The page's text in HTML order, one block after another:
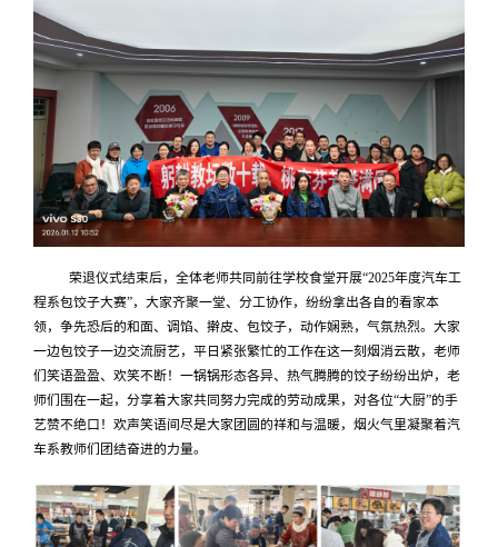
荣退仪式结束后，全体老师共同前往学校食堂开展“2025年度汽车工
程系包饺子大赛”，大家齐聚一堂、分工协作，纷纷拿出各自的看家本
领，争先恐后的和面、调馅、擀皮、包饺子，动作娴熟，气氛热烈。大家
一边包饺子一边交流厨艺，平日紧张繁忙的工作在这一刻烟消云散，老师
们笑语盈盈、欢笑不断！一锅锅形态各异、热气腾腾的饺子纷纷出炉，老
师们围在一起，分享着大家共同努力完成的劳动成果，对各位“大厨”的手
艺赞不绝口！欢声笑语间尽是大家团圆的祥和与温暖，烟火气里凝聚着汽
车系教师们团结奋进的力量。